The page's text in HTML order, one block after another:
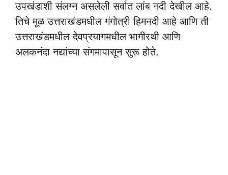
उपखंडाशी संलग्न असलेली सर्वात लांब नदी देखील आहे.
तिचे मूळ उत्तराखंडमधील गंगोत्री हिमनदी आहे आणि ती
उत्तराखंडमधील देवप्रयागमधील भागीरथी आणि
अलकनंदा नद्यांच्या संगमापासून सुरू होते.